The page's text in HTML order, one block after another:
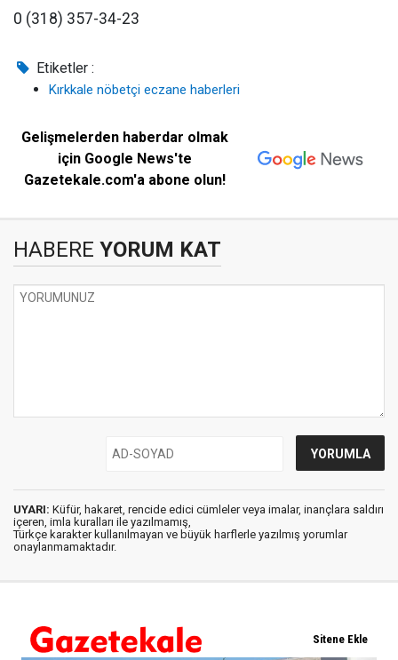
0 (318) 357-34-23
Etiketler :
Kırkkale nöbetçi eczane haberleri
Gelişmelerden haberdar olmak
için Google News'te
Gazetekale.com'a abone olun!
HABERE YORUM KAT
UYARI: Küfür, hakaret, rencide edici cümleler veya imalar, inançlara saldırı
içeren, imla kuralları ile yazılmamış,
Türkçe karakter kullanılmayan ve büyük harflerle yazılmış yorumlar
onaylanmamaktadır.